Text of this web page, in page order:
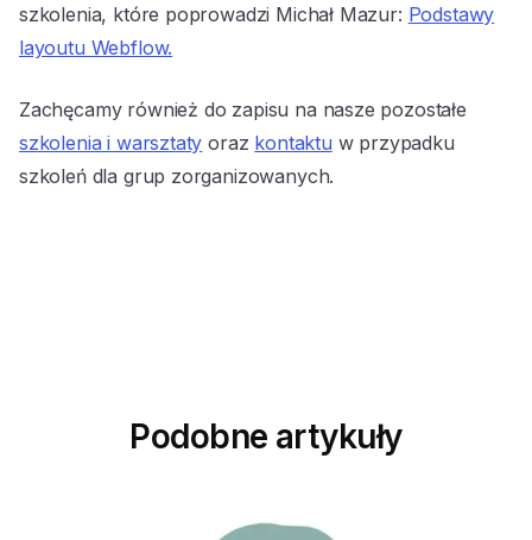
szkolenia, które poprowadzi Michał Mazur: Podstawy
layoutu Webflow.
Zachęcamy również do zapisu na nasze pozostałe
szkolenia i warsztaty oraz kontaktu w przypadku
szkoleń dla grup zorganizowanych.
Podobne artykuły